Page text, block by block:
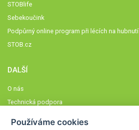
STOBlife
Sebekoučink
Podpůrný online program při lécích na hubnutí
STOB.cz
DALŠÍ
O nás
Technická podpora
Používáme cookies